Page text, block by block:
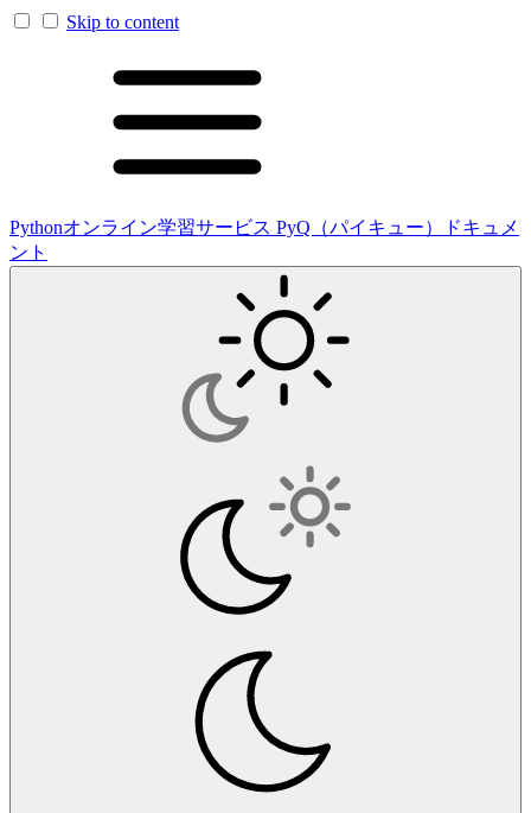
Skip to content
Pythonオンライン学習サービス PyQ（パイキュー）ドキュメ
ント